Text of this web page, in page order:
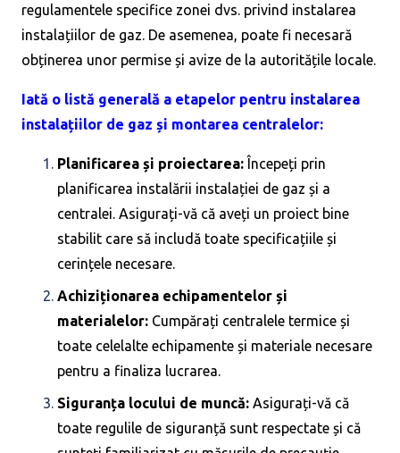
regulamentele specifice zonei dvs. privind instalarea
instalațiilor de gaz. De asemenea, poate fi necesară
obținerea unor permise și avize de la autoritățile locale.
Iată o listă generală a etapelor pentru instalarea
instalațiilor de gaz și montarea centralelor:
Planificarea și proiectarea: Începeți prin
planificarea instalării instalației de gaz și a
centralei. Asigurați-vă că aveți un proiect bine
stabilit care să includă toate specificațiile și
cerințele necesare.
Achiziționarea echipamentelor și
materialelor: Cumpărați centralele termice și
toate celelalte echipamente și materiale necesare
pentru a finaliza lucrarea.
Siguranța locului de muncă: Asigurați-vă că
toate regulile de siguranță sunt respectate și că